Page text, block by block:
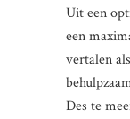
Uit een
een
vertalen
Des te